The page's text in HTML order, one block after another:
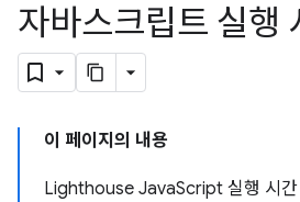
자바스크립트 실행
이 페이지의 내용
Lighthouse JavaScript 실행 시간